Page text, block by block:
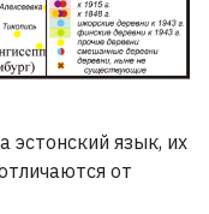
эстонский язык, их
от